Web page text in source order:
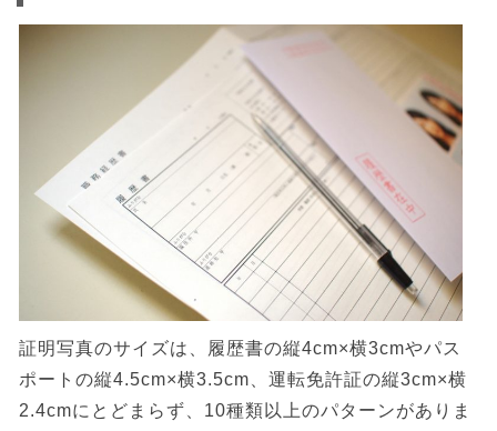
証明写真のサイズは、履歴書の縦4cm×横3cmやパス
ポートの縦4.5cm×横3.5cm、運転免許証の縦3cm×横
2.4cmにとどまらず、10種類以上のパターンがありま